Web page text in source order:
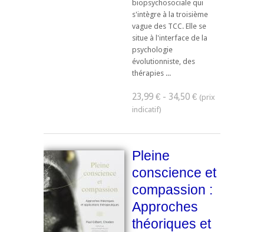
biopsychosociale qui
s'intègre à la troisième
vague des TCC. Elle se
situe à l'interface de la
psychologie
évolutionniste, des
thérapies ...
23,99 € - 34,50 €
Pleine
conscience et
compassion :
Approches
théoriques et